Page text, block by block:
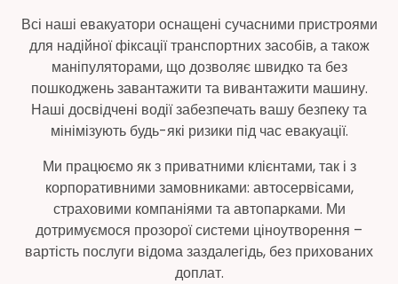
Всі наші евакуатори оснащені сучасними пристроями
для надійної фіксації транспортних засобів, а також
маніпуляторами, що дозволяє швидко та без
пошкоджень завантажити та вивантажити машину.
Наші досвідчені водії забезпечать вашу безпеку та
мінімізують будь-які ризики під час евакуації.
Ми працюємо як з приватними клієнтами, так і з
корпоративними замовниками: автосервісами,
страховими компаніями та автопарками. Ми
дотримуємося прозорої системи ціноутворення –
вартість послуги відома заздалегідь, без прихованих
доплат.